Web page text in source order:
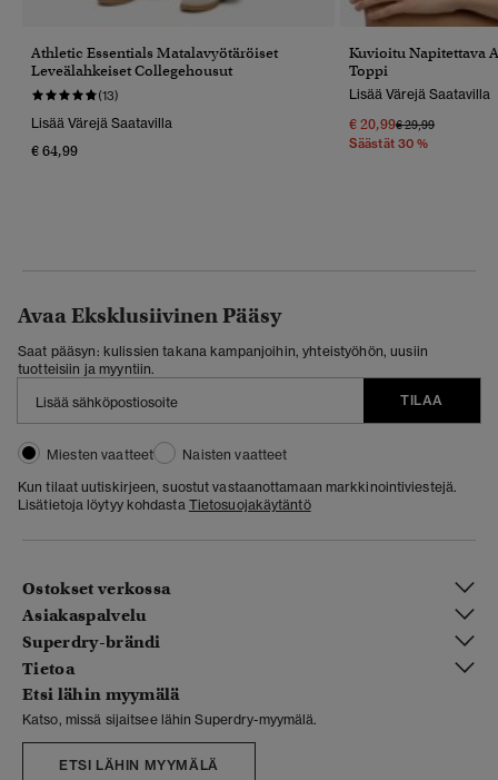
Athletic Essentials Matalavyötäröiset
Leveälahkeiset Collegehousut
(13)
Lisää Värejä Saatavilla
€ 64,99
Kuvioitu Napitettava
Toppi
Lisää Värejä Saatavilla
€ 20,99Hinta Alennettu
€ 29,99Hintaan
Säästät 30 %
Avaa Eksklusiivinen Pääsy
Saat pääsyn: kulissien takana kampanjoihin, yhteistyöhön, uusiin
tuotteisiin ja myyntiin.
TILAA
Miesten vaatteet
Naisten vaatteet
Kun tilaat uutiskirjeen, suostut vastaanottamaan markkinointiviestejä.
Lisätietoja löytyy kohdasta Tietosuojakäytäntö
Ostokset verkossa
Asiakaspalvelu
Superdry-brändi
Tietoa
Etsi lähin myymälä
Katso, missä sijaitsee lähin Superdry-myymälä.
ETSI LÄHIN MYYMÄLÄ